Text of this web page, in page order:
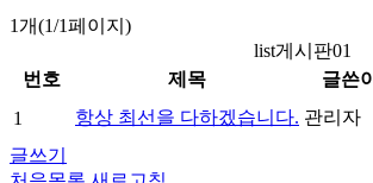
1개(1/1페이지)
list게시판01
번호
제목 글쓴이
1
항상 최선을 다하겠습니다. 관리자
글쓰기